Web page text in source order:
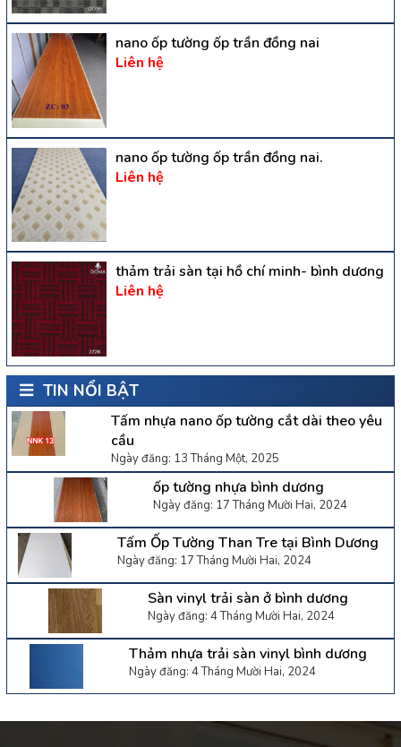
nano ốp tường ốp trần đồng nai
Liên hệ
nano ốp tường ốp trần đồng nai.
Liên hệ
thảm trải sàn tại hồ chí minh- bình dương
Liên hệ
TIN NỔI BẬT
Tấm nhựa nano ốp tường cắt dài theo yêu
cầu
Ngày đăng: 13 Tháng Một, 2025
ốp tường nhựa bình dương
Ngày đăng: 17 Tháng Mười Hai, 2024
Tấm Ốp Tường Than Tre tại Bình Dương
Ngày đăng: 17 Tháng Mười Hai, 2024
Sàn vinyl trải sàn ở bình dương
Ngày đăng: 4 Tháng Mười Hai, 2024
Thảm nhựa trải sàn vinyl bình dương
Ngày đăng: 4 Tháng Mười Hai, 2024